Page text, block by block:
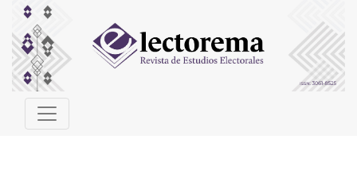
Democracia y legitimación del poder en el Guanajuato